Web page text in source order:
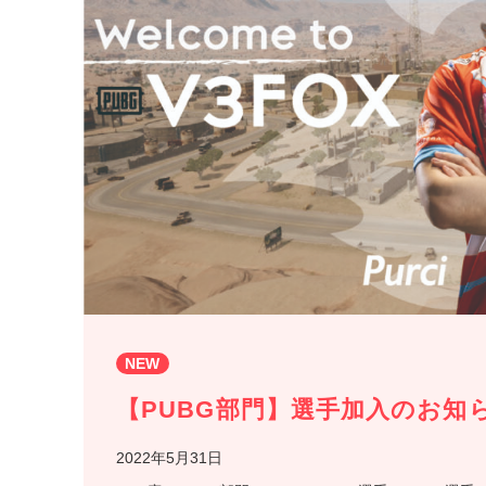
NEW
【PUBG部門】選手加入のお知
2022年5月31日